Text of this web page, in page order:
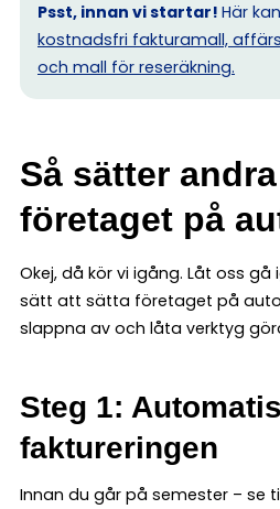
Psst, innan vi startar! Här
kostnadsfri fakturamall,
och mall för reseräkning.
Så sätter
företaget på
Okej, då kör vi igång. Låt oss
sätt att sätta företaget på
slappna av och låta verktyg
Steg 1:
faktureringen
Innan du går på semester – se